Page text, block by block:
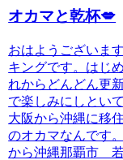
オカマと乾杯💋
おはようございま
キングです。はじ
れからどんどん更
で楽しみにしとい
大阪から沖縄に移
のオカマなんです
から沖縄那覇市